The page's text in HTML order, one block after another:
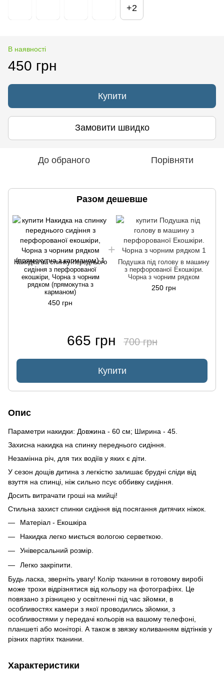
+2
В наявності
450 грн
Купити
Замовити швидко
До обраного Порівняти
Разом дешевше
Накидка на спинку переднього
сидіння з перфорованої
екошкіри, Чорна з чорним
рядком (прямокутна з
карманом)
450 грн
Подушка під голову в машину
з перфорованої Екошкіри.
Чорна з чорним рядком
250 грн
665 грн 700 грн
Купити
Опис
Параметри накидки: Довжина - 60 см; Ширина - 45.
Захисна накидка на спинку переднього сидіння.
Незамінна річ, для тих водіїв у яких є діти.
У сезон дощів дитина з легкістю залишає брудні сліди від
взуття на спинці, ніж сильно псує оббивку сидіння.
Досить витрачати гроші на мийці!
Стильна захист спинки сидіння від посягання дитячих ніжок.
Матеріал - Екошкіра
Накидка легко миється вологою серветкою.
Універсальний розмір.
Легко закріпити.
Будь ласка, зверніть увагу! Колір тканини в готовому виробі
може трохи відрізнятися від кольору на фотографіях. Це
повязано з різницею у освітленні під час зйомки, в
особливостях камери з якої проводились зйомки, з
особливостями у передачі кольорів на вашому телефоні,
планшеті або моніторі. А також в звязку коливанням відтінків у
різних партіях тканини.
Характеристики